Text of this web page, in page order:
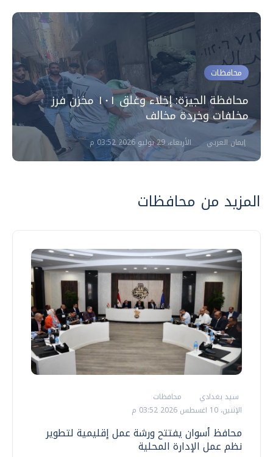
محافظات
محافظة الجيزة: إخلاء وغلق ١٠١ مخزن فرز
مخلفات وخردة مخالف
إيمان العربي الأربعاء، 29 يوليو 2026 03:52 م
المزيد من محافظات
سيد بغدادي
محافظات
الإثنين، 10 اغسطس 2026 03:52 م
محافظ أسوان يفتتح ورشة عمل إقليمية لتطوير
نظم عمل الإدارة المحلية